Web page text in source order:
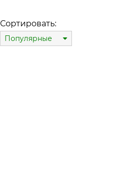
Сортировать:
Популярные